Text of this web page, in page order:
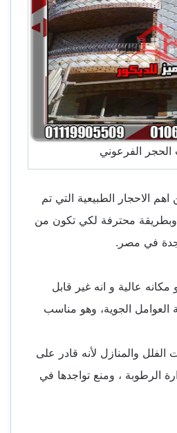
الحجر الفرعوني
الاحجار الطبيعية التي تم
محترفة لكي تكون من
في مصر.
عالية و انه غير قابل
الجوية، وهو مناسب
والمنازل لأنه قادر على
الرطوبة ، ومنع تواجدها في